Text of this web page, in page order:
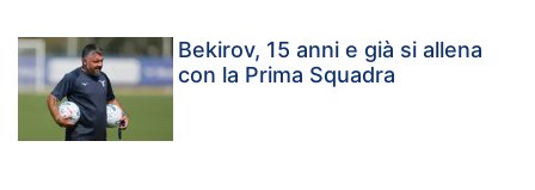
Bekirov, 15 anni e già si allena
con la Prima Squadra